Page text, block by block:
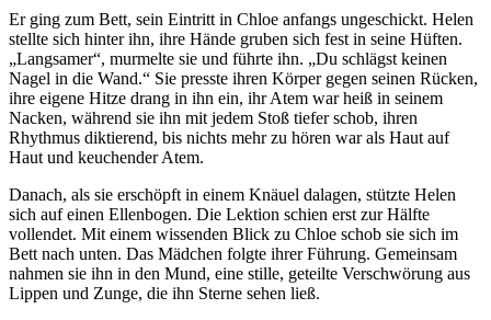
Er ging zum Bett, sein Eintritt in Chloe anfangs ungeschickt. Helen
stellte sich hinter ihn, ihre Hände gruben sich fest in seine Hüften.
„Langsamer“, murmelte sie und führte ihn. „Du schlägst keinen
Nagel in die Wand.“ Sie presste ihren Körper gegen seinen Rücken,
ihre eigene Hitze drang in ihn ein, ihr Atem war heiß in seinem
Nacken, während sie ihn mit jedem Stoß tiefer schob, ihren
Rhythmus diktierend, bis nichts mehr zu hören war als Haut auf
Haut und keuchender Atem.
Danach, als sie erschöpft in einem Knäuel dalagen, stützte Helen
sich auf einen Ellenbogen. Die Lektion schien erst zur Hälfte
vollendet. Mit einem wissenden Blick zu Chloe schob sie sich im
Bett nach unten. Das Mädchen folgte ihrer Führung. Gemeinsam
nahmen sie ihn in den Mund, eine stille, geteilte Verschwörung aus
Lippen und Zunge, die ihn Sterne sehen ließ.